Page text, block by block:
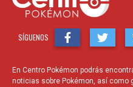
SÍGUENOS
En Centro Pokémon podrás
noticias sobre Pokémon, así como